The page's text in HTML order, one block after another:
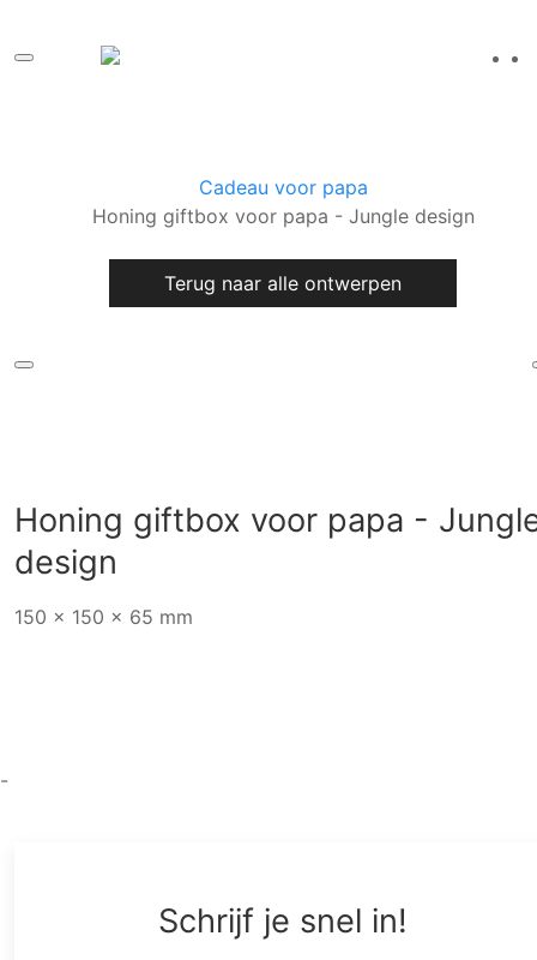
Cadeau voor papa
Honing giftbox voor papa - Jungle design
Terug naar alle ontwerpen
Honing giftbox voor papa -
design
150 x 150 x 65 mm
-
Schrijf je snel in!